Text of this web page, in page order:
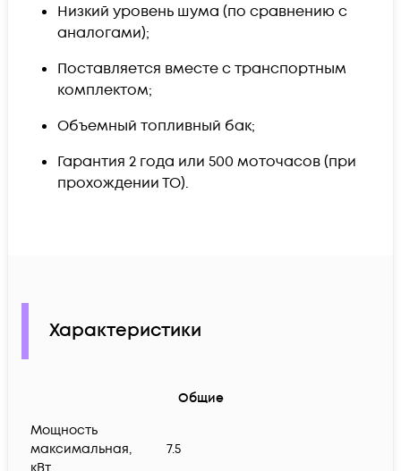
Низкий уровень шума (по сравнению с
аналогами);
Поставляется вместе с транспортным
комплектом;
Объемный топливный бак;
Гарантия 2 года или 500 моточасов (при
прохождении ТО).
Характеристики
Общие
Мощность
максимальная,
7.5